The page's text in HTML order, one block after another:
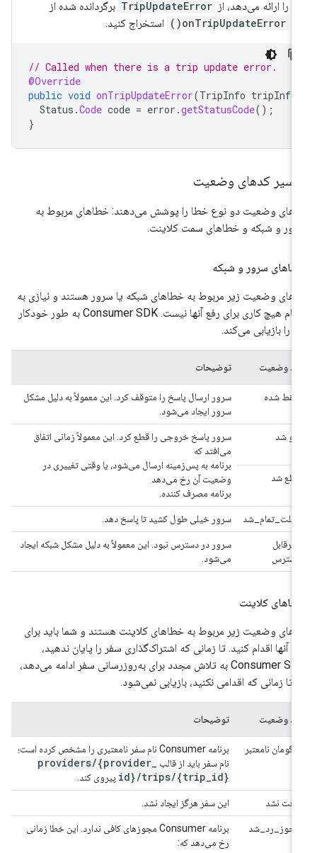
را ارائه می‌دهد، از TripUpdateError برگردانده شده از
onTripUpdateError()
استخراج کنید.
// Called when there is a trip update error.
@Override
public void onTripUpdateError(TripInfo tripInfo
Status.Code code = error.getStatusCode
کدهای وضعیت
وضعیت دو نوع خطا را پوشش می‌دهند: خطاهای مربوط به
و شبکه و خطاهای سمت کلاینت.
سرور و شبکه
وضعیت زیر مربوط به خطاهای شبکه یا سرور هستند و نیازی به
انجام هیچ کاری برای رفع آنها نیست. Consumer SDK به طور خودکار
را بازیابی می‌کند.
کد وضعیت توضیحات
سقط شده
سرور ارسال پاسخ را متوقف کرد. این معمولاً به دلیل مشکل
سرور ایجاد می‌شود.
سرور پاسخ خروجی را قطع کرد. این معمولاً زمانی اتفاق
می‌افتد که
برنامه به پس‌زمینه ارسال می‌شود، یا وقتی تغییری در
وضعیت آن رخ می‌دهد
برنامه مصرف کننده.
قطع شد
مهلت_تمام_شد سرور خیلی طول کشید تا پاسخ دهد.
غیرقابل
دسترس
سرور در دسترس نبود. این معمولاً به دلیل مشکل شبکه ایجاد
می‌شود.
کلاینت
وضعیت زیر مربوط به خطاهای کلاینت هستند و شما باید برای
آنها اقدام کنید. تا زمانی که اشتراک‌گذاری سفر را پایان ندهید،
Consumer SDK به تلاش مجدد برای به‌روزرسانی سفر ادامه می‌دهد،
تا زمانی که اقدامی نکنید، بازیابی نمی‌شود.
کد وضعیت توضیحات
آرگومان نامعتبر
برنامه Consumer نام سفر نامعتبری را مشخص کرده است؛
نام سفر باید از قالب
providers/{provider_
id}/trips/{trip_ پیروی کند.
یافت نشد این سفر هرگز ایجاد نشد.
مجوز_رد_شد
برنامه Consumer مجوزهای کافی ندارد. این خطا زمانی
رخ می‌دهد که: